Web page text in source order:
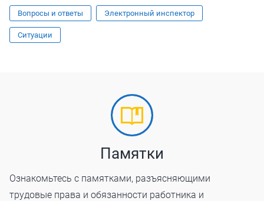
Вопросы и ответы Электронный инспектор
Ситуации
Памятки
Ознакомьтесь с памятками, разъясняющими
трудовые права и обязанности работника и